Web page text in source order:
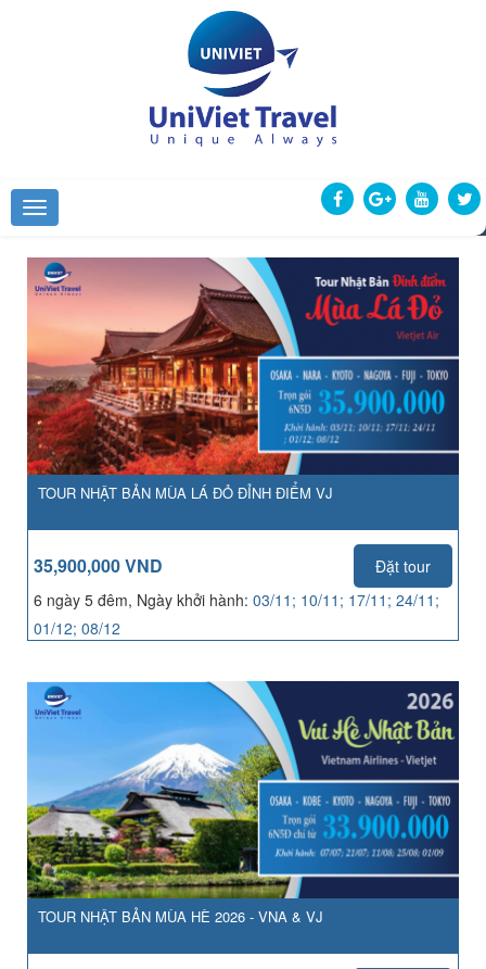
TOUR NHẬT BẢN MÙA LÁ ĐỎ ĐỈNH ĐIỂM VJ
35,900,000 VND
Đặt tour
6 ngày 5 đêm, Ngày khởi hành: 03/11; 10/11; 17/11; 24/11;
01/12; 08/12
TOUR NHẬT BẢN MÙA HÈ 2026 - VNA & VJ